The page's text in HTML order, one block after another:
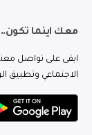
معك اينما تكون..
ابقى على تواصل
الاجتماعي وتطبيق